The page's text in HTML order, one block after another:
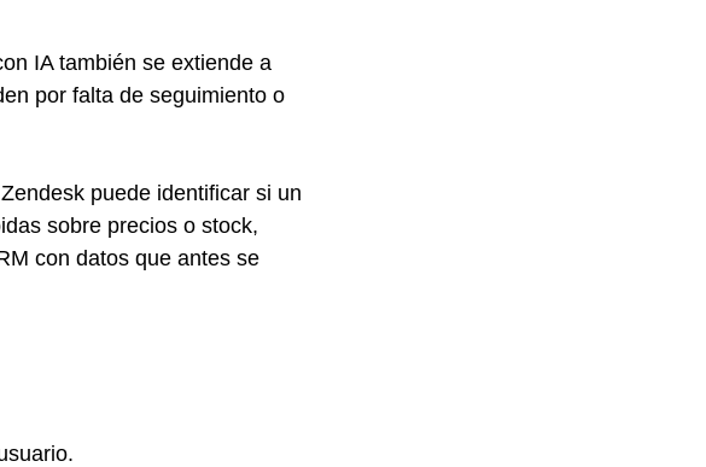
IA también se extiende a
por falta de seguimiento o
puede identificar si un
sobre precios o stock,
con datos que antes se